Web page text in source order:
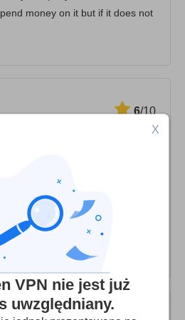
money on it but if it does not
6/10
tur så efter ett tag kommer man
mycket tur kommer man fram till
När man väl fått igång
pågår det oftast ganska bra.
X
VPN nie jest już
uwzględniany.